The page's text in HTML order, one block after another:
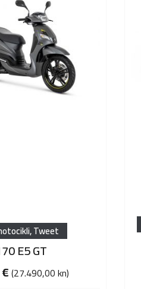
,Tweet
E5 GT
€(27.490,00 kn)